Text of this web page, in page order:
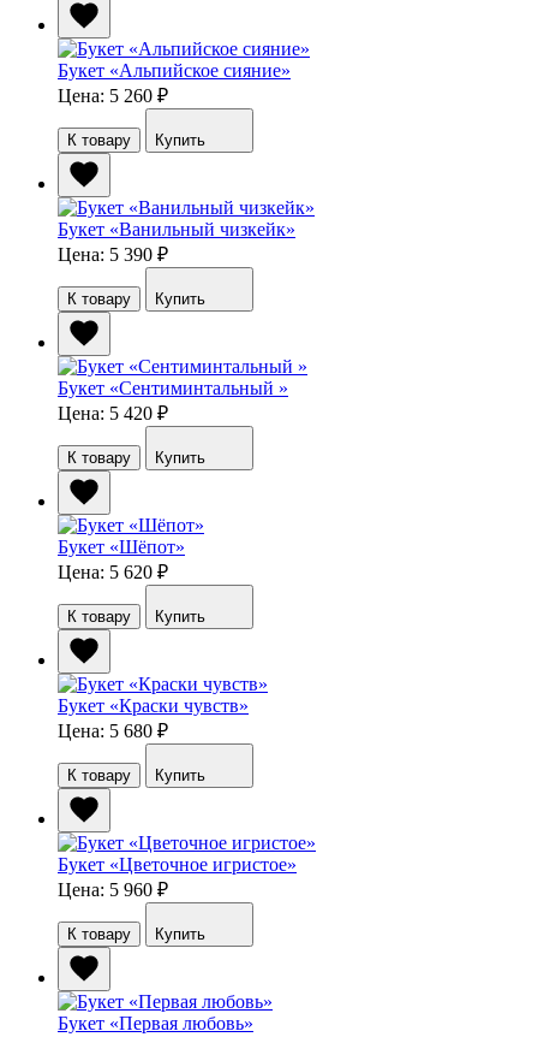
Букет «Альпийское сияние»
Цена: 5 260 ₽
К товару Купить
Букет «Ванильный чизкейк»
Цена: 5 390 ₽
К товару Купить
Букет «Сентиминтальный »
Цена: 5 420 ₽
К товару Купить
Букет «Шёпот»
Цена: 5 620 ₽
К товару Купить
Букет «Краски чувств»
Цена: 5 680 ₽
К товару Купить
Букет «Цветочное игристое»
Цена: 5 960 ₽
К товару Купить
Букет «Первая любовь»